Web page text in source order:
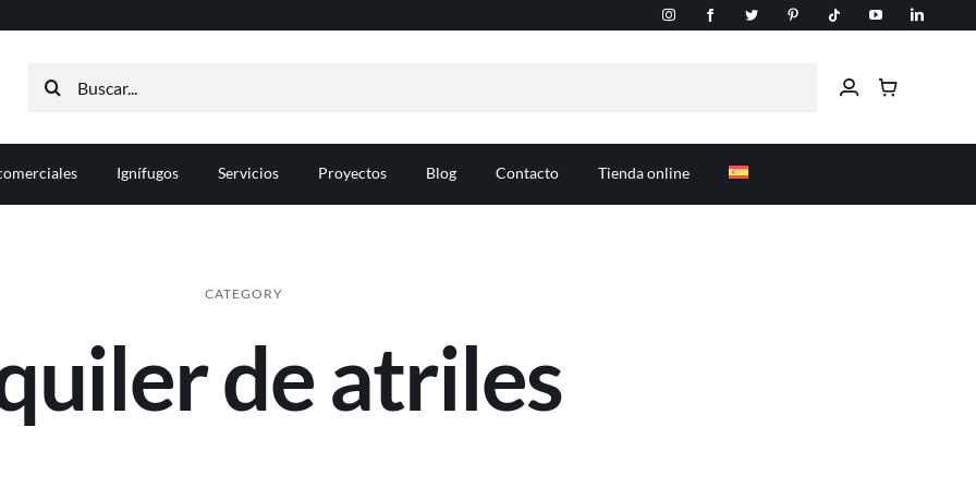
Buscar:
Ignífugos Servicios Proyectos Blog Contacto Tienda online
CATEGORY
de atriles